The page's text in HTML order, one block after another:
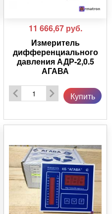
11 666,67 руб.
Измеритель
дифференциального
давления АДР-2,0.5
АГАВА
Купить